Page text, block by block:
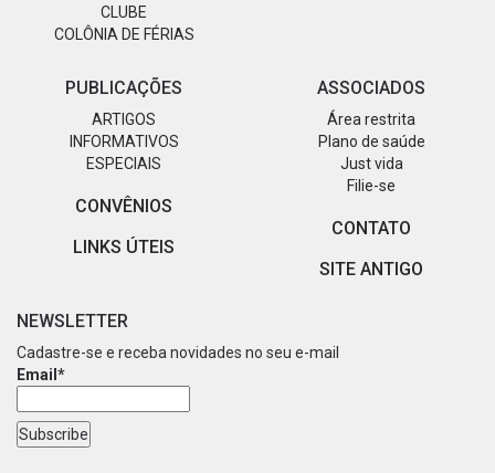
CLUBE
COLÔNIA DE FÉRIAS
PUBLICAÇÕES
ARTIGOS
INFORMATIVOS
ESPECIAIS
CONVÊNIOS
LINKS ÚTEIS
ASSOCIADOS
Área restrita
Plano de saúde
Just vida
Filie-se
CONTATO
SITE ANTIGO
NEWSLETTER
Cadastre-se e receba novidades no seu e-mail
Email*